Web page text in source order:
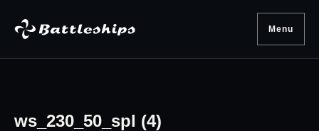
Menu
ws_230_50_spl (4)